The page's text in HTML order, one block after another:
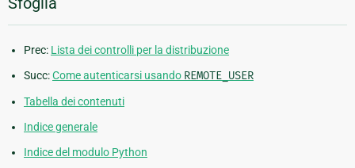
Prec: Lista dei controlli per la distribuzione
Succ:Come autenticarsi usando REMOTE_USER
Tabella dei contenuti
Indice generale
Indice del modulo Python